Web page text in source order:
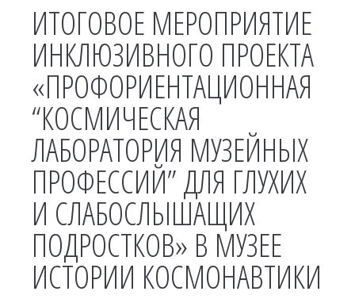
ИТОГОВОЕ МЕРОПРИЯТИЕ
ИНКЛЮЗИВНОГО ПРОЕКТА
«ПРОФОРИЕНТАЦИОННАЯ
“КОСМИЧЕСКАЯ
ЛАБОРАТОРИЯ МУЗЕЙНЫХ
ПРОФЕССИЙ” ДЛЯ ГЛУХИХ
И СЛАБОСЛЫШАЩИХ
ПОДРОСТКОВ» В МУЗЕЕ
ИСТОРИИ КОСМОНАВТИКИ